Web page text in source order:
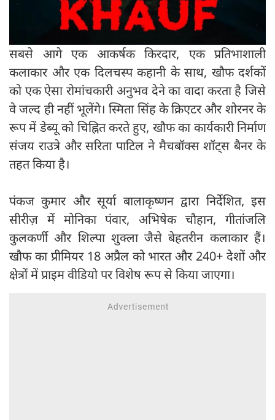
सबसे आगे एक आकर्षक किरदार, एक प्रतिभाशाली
कलाकार और एक दिलचस्प कहानी के साथ, खौफ दर्शकों
को एक ऐसा रोमांचकारी अनुभव देने का वादा करता है जिसे
वे जल्द ही नहीं भूलेंगे। स्मिता सिंह के क्रिएटर और शोरनर के
रूप में डेब्यू को चिह्नित करते हुए, खौफ का कार्यकारी निर्माण
संजय राउत्रे और सरिता पाटिल ने मैचबॉक्स शॉट्स बैनर के
तहत किया है।
पंकज कुमार और सूर्या बालाकृष्णन द्वारा निर्देशित, इस
सीरीज़ में मोनिका पंवार, अभिषेक चौहान, गीतांजलि
कुलकर्णी और शिल्पा शुक्ला जैसे बेहतरीन कलाकार हैं।
खौफ का प्रीमियर 18 अप्रैल को भारत और 240+ देशों और
क्षेत्रों में प्राइम वीडियो पर विशेष रूप से किया जाएगा।